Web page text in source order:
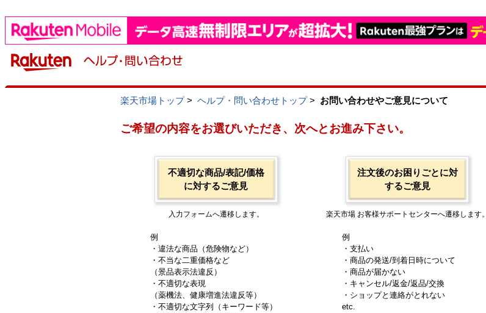
楽天市場トップ> ヘルプ・問い合わせトップ> お問い合わせやご意見について
ご希望の内容をお選びいただき、次へとお進み下さい。
不適切な商品/表記/価格
に対するご意見
入力フォームへ遷移します。
例
・違法な商品（危険物など）
・不当な二重価格など
（景品表示法違反）
・不適切な表現
（薬機法、健康増進法違反等）
・不適切な文字列（キーワード等）
注文後のお困りごとに対
するご意見
楽天市場 お客様サポートセンターへ遷移します。
例
・支払い
・商品の発送/到着日時について
・商品が届かない
・キャンセル/返金/返品/交換
・ショップと連絡がとれない
etc.